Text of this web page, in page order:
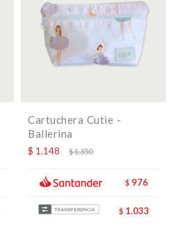
Cartuchera Cutie -
Ballerina
$ 1.148 $1.350
$ 976
$ 1.033